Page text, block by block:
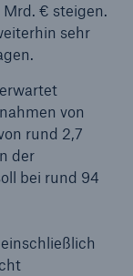
€ steigen.
sehr
von
rund 2,7
der
bei rund 94